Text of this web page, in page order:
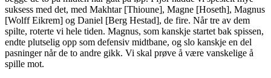
suksess med det, med Makhtar [Thioune], Magne [Hoseth], Magnus
[Wolff Eikrem] og Daniel [Berg Hestad], de fire. Når tre av dem
spilte, roterte vi hele tiden. Magnus, som kanskje startet bak spissen,
endte plutselig opp som defensiv midtbane, og slo kanskje en del
pasninger når de to andre gikk. Vi skal prøve å være vanskelige å
spille mot.